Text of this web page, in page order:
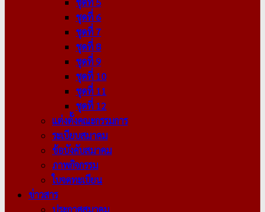
ชุดที่ 6
ชุดที่ 7
ชุดที่ 8
ชุดที่ 9
ชุดที่ 10
ชุดที่ 11
ชุดที่ 12
แต่งตั้งคณะกรรมการ
ระเบียบสมาคม
ข้อบังคับสมาคม
ภาพกิจกรรม
ใบจดทะเบียน
ข่าวสาร
ประกาศสมาคม